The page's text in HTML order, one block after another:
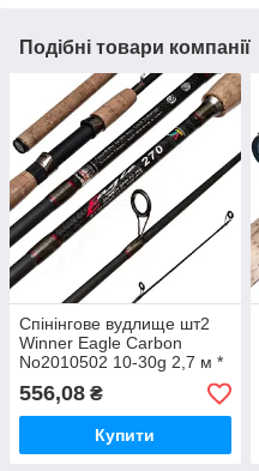
Подібні товари компанії
Спінінгове вудлище шт2
Winner Eagle Carbon
No2010502 10-30g 2,7 м *
556,08 ₴
Купити